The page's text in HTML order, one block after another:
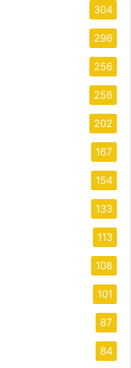
304
296
256
256
202
167
154
133
113
108
101
87
84